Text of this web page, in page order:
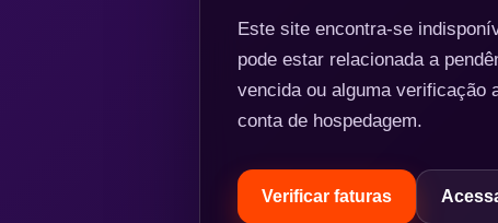
Este site encontra-se
pode estar relacionada a
vencida ou alguma verificação
conta de hospedagem.
Verificar faturas